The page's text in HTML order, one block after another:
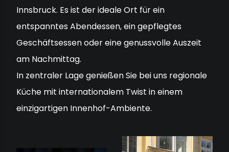
Innsbruck. Es ist der ideale Ort für ein
entspanntes Abendessen, ein gepflegtes
Geschäftsessen oder eine genussvolle Auszeit
am Nachmittag.
In zentraler Lage genießen Sie bei uns regionale
Küche mit internationalem Twist in einem
einzigartigen Innenhof-Ambiente.